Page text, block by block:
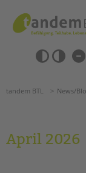
springen
Barrierefrei-
Einstellungen
überspringen
überspringen
Grundschulen
tandem BTL News/
April 2026